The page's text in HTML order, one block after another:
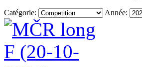
Catégorie: Année: